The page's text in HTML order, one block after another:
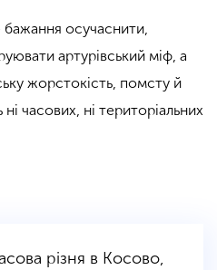
бажання осучаснити,
артурівський міф, а
жорстокість, помсту й
часових, ні територіальних
різня в Косово,